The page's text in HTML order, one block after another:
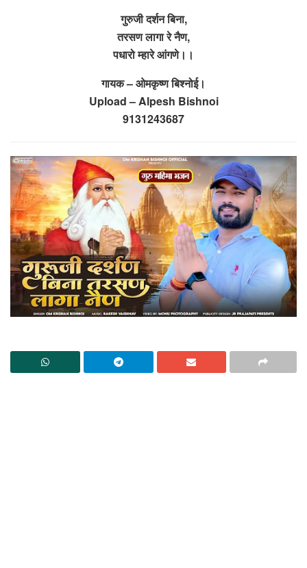
गुरुजी दर्शन बिना,
तरसण लागा रे नैण,
पधारो म्हारे आंगणे।।
गायक – ओमकृष्ण बिश्नोई।
Upload – Alpesh Bishnoi
9131243687